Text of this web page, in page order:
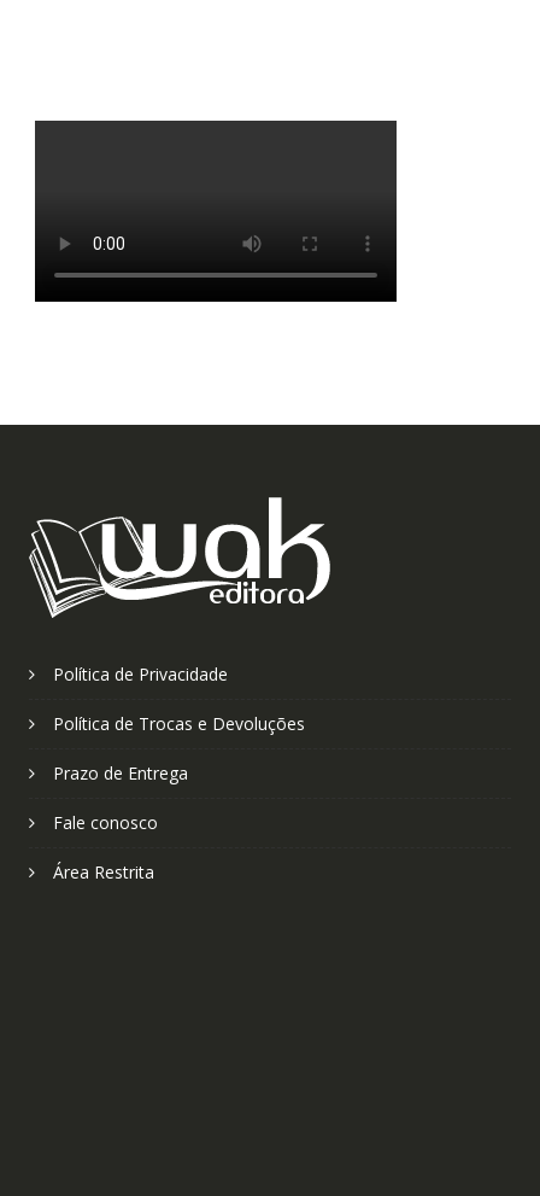
Política de Privacidade
Política de Trocas e Devoluções
Prazo de Entrega
Fale conosco
Área Restrita